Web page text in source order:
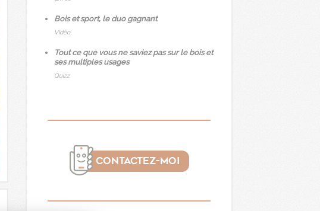
Bois et sport, le duo gagnant
Vidéo
Tout ce que vous ne saviez pas sur le bois et
ses multiples usages
Quizz
CONTACTEZ-MOI